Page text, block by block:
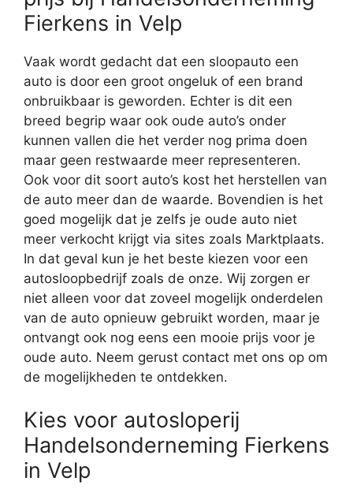
Fierkens in Velp
Vaak wordt gedacht dat een sloopauto een
auto is door een groot ongeluk of een brand
onbruikbaar is geworden. Echter is dit een
breed begrip waar ook oude auto’s onder
kunnen vallen die het verder nog prima doen
maar geen restwaarde meer representeren.
Ook voor dit soort auto’s kost het herstellen van
de auto meer dan de waarde. Bovendien is het
goed mogelijk dat je zelfs je oude auto niet
meer verkocht krijgt via sites zoals Marktplaats.
In dat geval kun je het beste kiezen voor een
autosloopbedrijf zoals de onze. Wij zorgen er
niet alleen voor dat zoveel mogelijk onderdelen
van de auto opnieuw gebruikt worden, maar je
ontvangt ook nog eens een mooie prijs voor je
oude auto. Neem gerust contact met ons op om
de mogelijkheden te ontdekken.
Kies voor autosloperij
Handelsonderneming Fierkens
in Velp